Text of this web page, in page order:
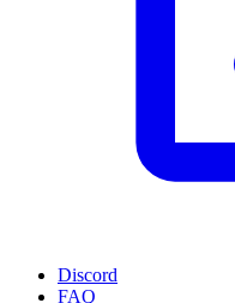
Discord
FAQ